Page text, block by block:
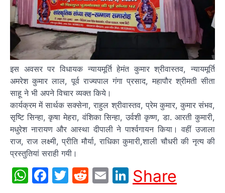
इस अवसर पर विधायक न्यायमूर्ति हेमंत कुमार श्रीवास्तव, न्यायमूर्ति
अमरेश कुमार लाल, पूर्व राज्यपाल गंगा प्रसाद, महापौर श्रीमती सीता
साहू ने भी अपने विचार व्यक्त किये।
कार्यक्रम में सार्थक सक्सेना, राहुल श्रीवास्तव, प्रेम कुमार, कुमार संभव,
सृष्टि सिन्हा, कृषा मेहरा, वंशिका सिन्हा, उर्वशी कृष्ण, डा. आरती कुमारी,
मधुरेश नारायण और आस्था दीपाली ने पार्श्वगायन किया। वहीं उजाला
राज, राज लक्ष्मी, प्रीति मौर्या, राधिका कुमारी,शाली चौधरी की नृत्य की
प्रस्तुतियां सराही गयी।
WhatsApp
Facebook
Twitter
Reddit
EmailLinkedIn
Share